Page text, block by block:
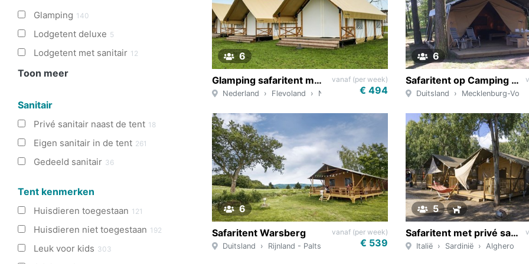
Glamping 140
Lodgetent deluxe 5
Lodgetent met sanitair 12
Toon meer
Sanitair
Privé sanitair naast de tent 18
Eigen sanitair in de tent 261
Gedeeld sanitair 36
Tent kenmerken
Huisdieren toegestaan 121
Huisdieren niet toegestaan 192
Leuk voor kids 303
6
Glamping safaritent met prive sanitair aan het Veluwemeer
Nederland Flevoland
vanaf (per week)
€ 494
6
Safaritent op Camping am Blanksee in Duitsland
Duitsland Mecklenburg-
6
Safaritent Warsberg
Duitsland Rijnland - Palts Saarburg
vanaf (per week)
€ 539
5
Safaritent met privé sanitair op Sardinië
Italië Sardinië Alghero